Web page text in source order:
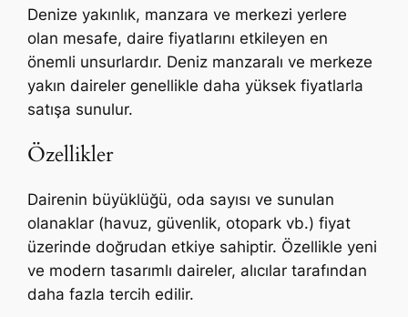
Denize yakınlık, manzara ve merkezi yerlere
olan mesafe, daire fiyatlarını etkileyen en
önemli unsurlardır. Deniz manzaralı ve merkeze
yakın daireler genellikle daha yüksek fiyatlarla
satışa sunulur.
Özellikler
Dairenin büyüklüğü, oda sayısı ve sunulan
olanaklar (havuz, güvenlik, otopark vb.) fiyat
üzerinde doğrudan etkiye sahiptir. Özellikle yeni
ve modern tasarımlı daireler, alıcılar tarafından
daha fazla tercih edilir.